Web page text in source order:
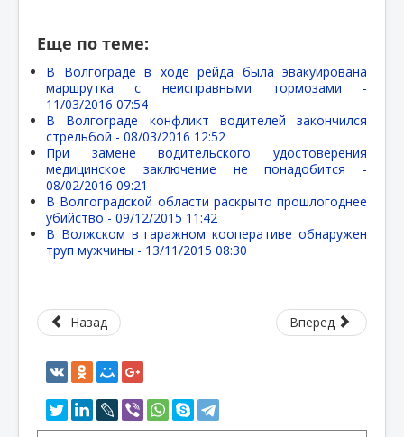
Еще по теме:
В Волгограде в ходе рейда была эвакуирована
маршрутка с неисправными тормозами -
11/03/2016 07:54
В Волгограде конфликт водителей закончился
стрельбой - 08/03/2016 12:52
При замене водительского удостоверения
медицинское заключение не понадобится -
08/02/2016 09:21
В Волгоградской области раскрыто прошлогоднее
убийство - 09/12/2015 11:42
В Волжском в гаражном кооперативе обнаружен
труп мужчины - 13/11/2015 08:30
Назад Вперед